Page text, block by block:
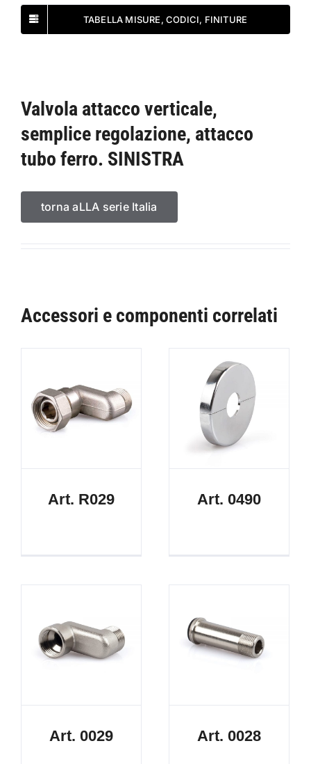
TABELLA MISURE, CODICI, FINITURE
Valvola attacco verticale,
semplice regolazione, attacco
tubo ferro. SINISTRA
torna aLLA serie Italia
Accessori e componenti correlati
Art. R029 Art. 0490
Art. 0029 Art. 0028